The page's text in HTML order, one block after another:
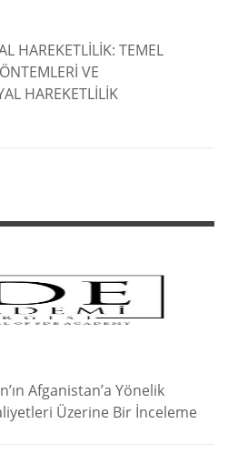
HAREKETLİLİK: TEMEL
VE
HAREKETLİLİK
Afganistan’a Yönelik
Üzerine Bir İnceleme